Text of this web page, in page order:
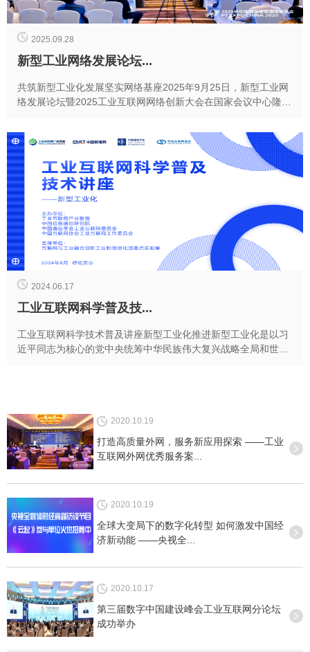
2025.09.28
新型工业网络发展论坛...
共筑新型工业化发展坚实网络基座2025年9月25日，新型工业网
络发展论坛暨2025工业互联网网络创新大会在国家会议中心隆重
2024.06.17
工业互联网科学普及技...
工业互联网科学技术普及讲座新型工业化推进新型工业化是以习
近平同志为核心的党中央统筹中华民族伟大复兴战略全局和世界
2020.10.19
打造高质量外网，服务新应用探索 ——工业
互联网外网优秀服务案...
2020.10.19
全球大变局下的数字化转型 如何激发中国经
济新动能 ——央视全...
2020.10.17
第三届数字中国建设峰会工业互联网分论坛
成功举办